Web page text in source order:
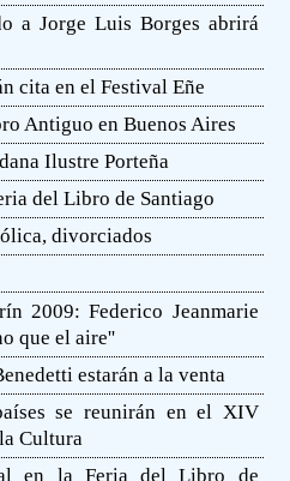
a Jorge Luis Borges abrirá
cita en el Festival Eñe
Antiguo en Buenos Aires
Ilustre Porteña
del Libro de Santiago
divorciados
2009: Federico Jeanmarie
que el aire''
estarán a la venta
se reunirán en el XIV
Cultura
en la Feria del Libro de